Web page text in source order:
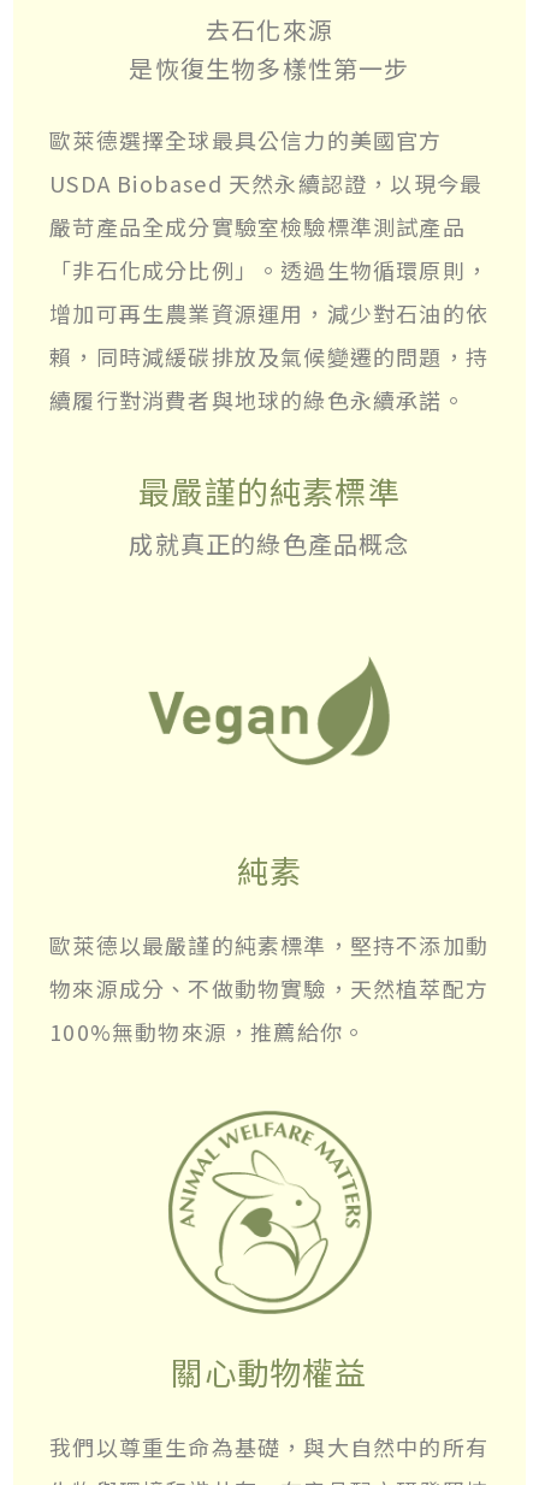
去石化來源
是恢復生物多樣性第一步
歐萊德選擇全球最具公信力的美國官方
USDA Biobased 天然永續認證，以現今最
嚴苛產品全成分實驗室檢驗標準測試產品
「非石化成分比例」。透過生物循環原則，
增加可再生農業資源運用，減少對石油的依
賴，同時減緩碳排放及氣候變遷的問題，持
續履行對消費者與地球的綠色永續承諾。
最嚴謹的純素標準
成就真正的綠色產品概念
純素
歐萊德以最嚴謹的純素標準，堅持不添加動
物來源成分、不做動物實驗，天然植萃配方
100%無動物來源，推薦給你。
關心動物權益
我們以尊重生命為基礎，與大自然中的所有